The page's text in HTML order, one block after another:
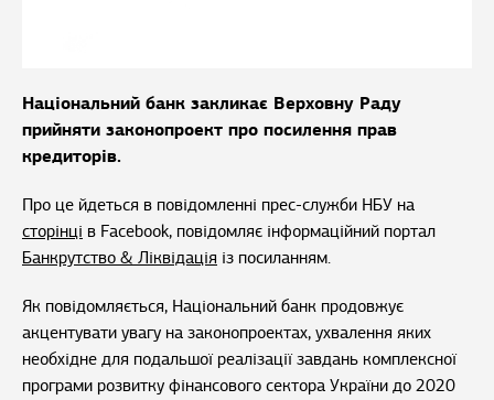
Національний банк закликає Верховну Раду
прийняти законопроект про посилення прав
кредиторів.
Про це йдеться в повідомленні прес-служби НБУ на
сторінці в Facebook, повідомляє інформаційний портал
Банкрутство & Ліквідація із посиланням.
Як повідомляється, Національний банк продовжує
акцентувати увагу на законопроектах, ухвалення яких
необхідне для подальшої реалізації завдань комплексної
програми розвитку фінансового сектора України до 2020